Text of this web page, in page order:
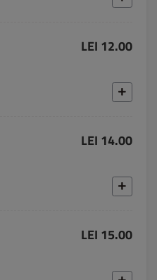
LEI 12.00
LEI 14.00
LEI 15.00